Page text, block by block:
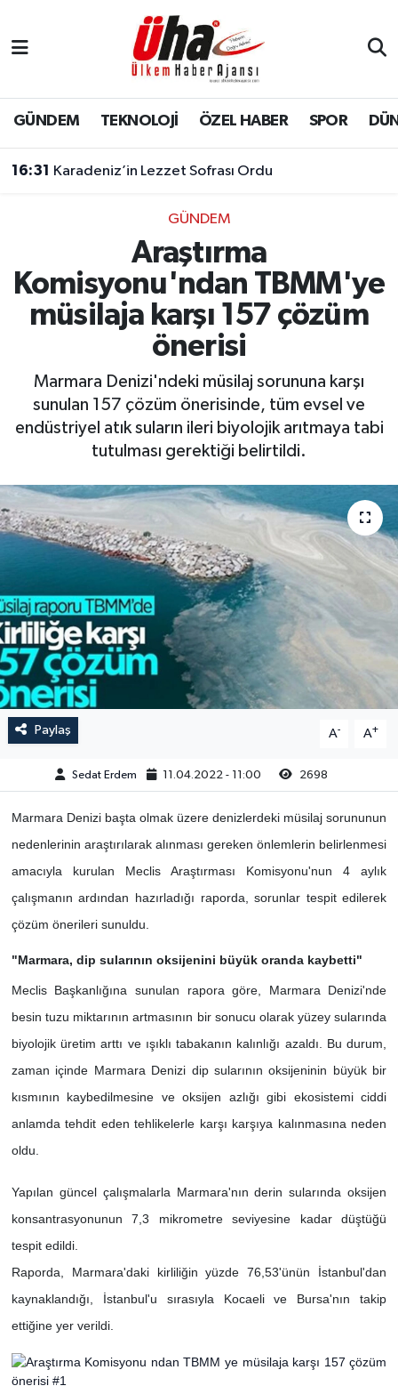
GÜNDEM TEKNOLOJİ ÖZEL HABER SPOR
16:31 Karadeniz’in Lezzet Sofrası Ordu
GÜNDEM
Araştırma
Komisyonu'ndan TBMM'ye
müsilaja karşı 157 çözüm
önerisi
Marmara Denizi'ndeki müsilaj sorununa karşı
sunulan 157 çözüm önerisinde, tüm evsel ve
endüstriyel atık suların ileri biyolojik arıtmaya tabi
tutulması gerektiği belirtildi.
Paylaş A- A+
Sedat Erdem 11.04.2022 - 11:00 2698
Marmara Denizi başta olmak üzere denizlerdeki müsilaj sorununun
nedenlerinin araştırılarak alınması gereken önlemlerin belirlenmesi
amacıyla kurulan Meclis Araştırması Komisyonu'nun 4 aylık
çalışmanın ardından hazırladığı raporda, sorunlar tespit edilerek
çözüm önerileri sunuldu.
"Marmara, dip sularının oksijenini büyük oranda kaybetti"
Meclis Başkanlığına sunulan rapora göre, Marmara Denizi'nde
besin tuzu miktarının artmasının bir sonucu olarak yüzey sularında
biyolojik üretim arttı ve ışıklı tabakanın kalınlığı azaldı. Bu durum,
zaman içinde Marmara Denizi dip sularının oksijeninin büyük bir
kısmının kaybedilmesine ve oksijen azlığı gibi ekosistemi ciddi
anlamda tehdit eden tehlikelerle karşı karşıya kalınmasına neden
oldu.
Yapılan güncel çalışmalarla Marmara'nın derin sularında oksijen
konsantrasyonunun 7,3 mikrometre seviyesine kadar düştüğü
tespit edildi.
Raporda, Marmara'daki kirliliğin yüzde 76,53'ünün İstanbul'dan
kaynaklandığı, İstanbul'u sırasıyla Kocaeli ve Bursa'nın takip
ettiğine yer verildi.
İstanbul Nöbetçi Eczaneler
İstanbul Hava Durumu
Süper Lig Puan Durumu ve Fikstür
Tüm Manşetler
Son Dakika Haberleri
Haber Arşivi